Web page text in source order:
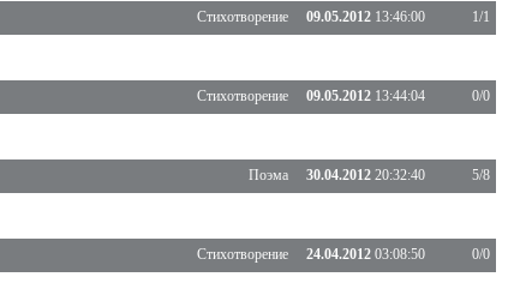
Стихотворение 09.05.2012 13:46:00 1/1
Стихотворение 09.05.2012 13:44:04 0/0
Поэма 30.04.2012 20:32:40 5/8
Стихотворение 24.04.2012 03:08:50 0/0